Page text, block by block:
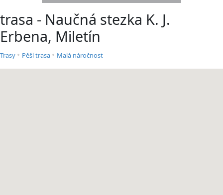
trasa - Naučná stezka K. J.
Erbena, Miletín
Trasy • Pěší trasa • Malá náročnost